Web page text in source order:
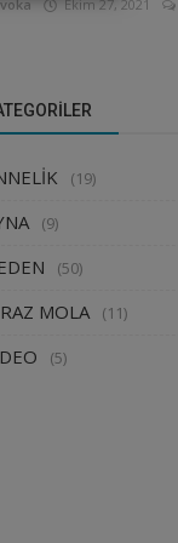
Ekim 27, 2021
(19)
(9)
(50)
MOLA (11)
(5)